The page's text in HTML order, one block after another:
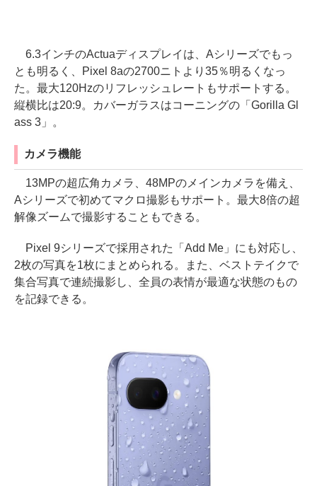
6.3インチのActuaディスプレイは、Aシリーズでもっ
とも明るく、Pixel 8aの2700ニトより35％明るくなっ
た。最大120Hzのリフレッシュレートもサポートする。
縦横比は20:9。カバーガラスはコーニングの「Gorilla Gl
ass 3」。
カメラ機能
13MPの超広角カメラ、48MPのメインカメラを備え、
Aシリーズで初めてマクロ撮影もサポート。最大8倍の超
解像ズームで撮影することもできる。
Pixel 9シリーズで採用された「Add Me」にも対応し、
2枚の写真を1枚にまとめられる。また、ベストテイクで
集合写真で連続撮影し、全員の表情が最適な状態のもの
を記録できる。